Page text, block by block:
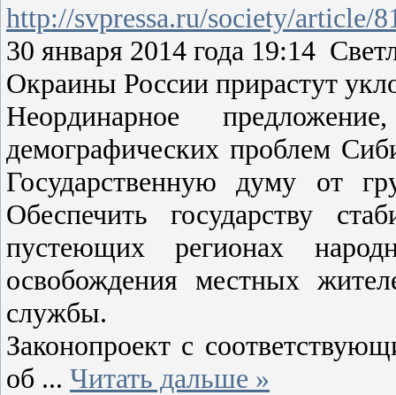
http://svpressa.ru/society/article/
30 января 2014 года 19:14
Окраины России прирастут
Неординарное
демографических проблем
Государственную думу от
Обеспечить государству
пустеющих регионах
освобождения местных
службы.
Законопроект с
об ... Читать дальше »